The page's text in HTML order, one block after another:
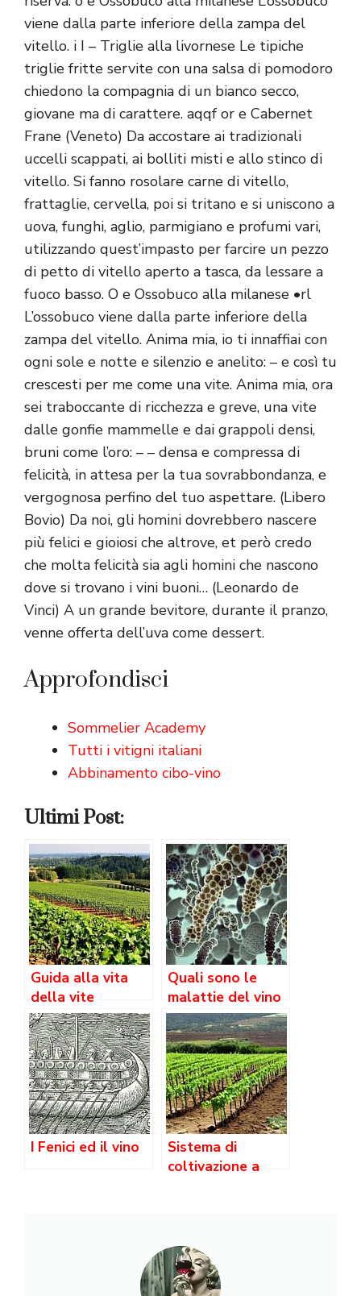
viene dalla parte inferiore della zampa del
vitello. i I – Triglie alla livornese Le tipiche
triglie fritte servite con una salsa di pomodoro
chiedono la compagnia di un bianco secco,
giovane ma di carattere. aqqf or e Cabernet
Frane (Veneto) Da accostare ai tradizionali
uccelli scappati, ai bolliti misti e allo stinco di
vitello. Si fanno rosolare carne di vitello,
frattaglie, cervella, poi si tritano e si uniscono a
uova, funghi, aglio, parmigiano e profumi vari,
utilizzando quest’impasto per farcire un pezzo
di petto di vitello aperto a tasca, da lessare a
fuoco basso. O e Ossobuco alla milanese •rl
L’ossobuco viene dalla parte inferiore della
zampa del vitello. Anima mia, io ti innaffiai con
ogni sole e notte e silenzio e anelito: – e così tu
crescesti per me come una vite. Anima mia, ora
sei traboccante di ricchezza e greve, una vite
dalle gonfie mammelle e dai grappoli densi,
bruni come l’oro: – – densa e compressa di
felicità, in attesa per la tua sovrabbondanza, e
vergognosa perfino del tuo aspettare. (Libero
Bovio) Da noi, gli homini dovrebbero nascere
più felici e gioiosi che altrove, et però credo
che molta felicità sia agli homini che nascono
dove si trovano i vini buoni… (Leonardo de
Vinci) A un grande bevitore, durante il pranzo,
venne offerta dell’uva come dessert.
Approfondisci
Sommelier Academy
Tutti i vitigni italiani
Abbinamento cibo-vino
Ultimi Post:
Guida alla vita
della vite
Quali sono le
malattie del vino
durante la
fermentazione?
I Fenici ed il vino
Sistema di
coltivazione a